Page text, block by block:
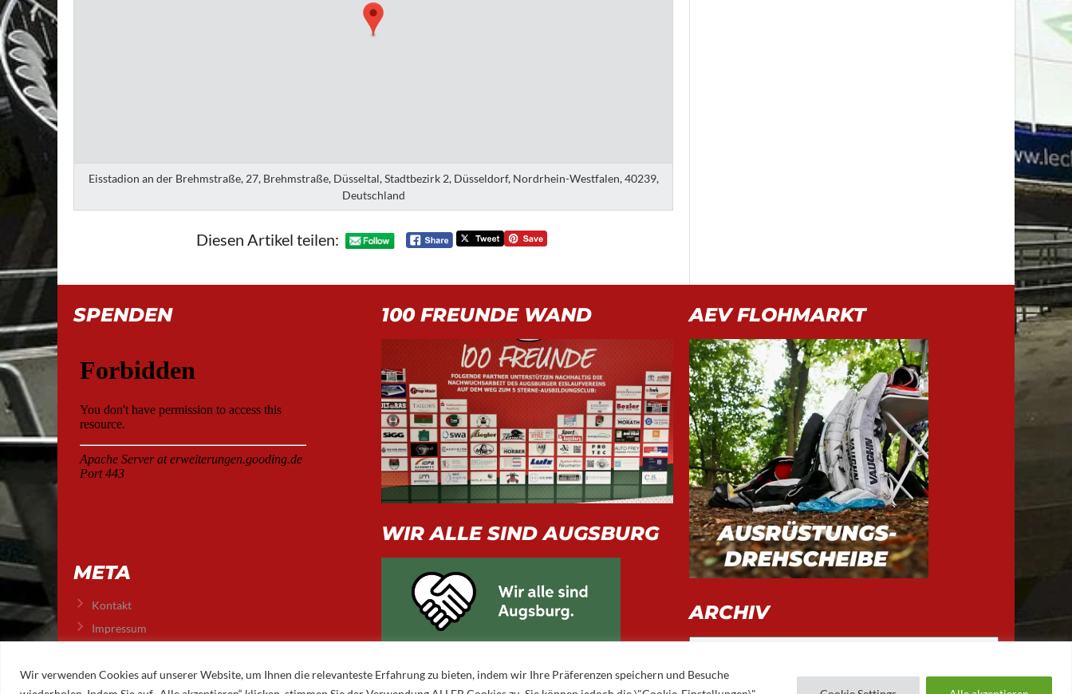
Wir verwenden Cookies auf unserer Website, um Ihnen die relevanteste Erfahrung zu bieten, indem wir Ihre Präferenzen speichern und Besuche
Eisstadion an der Brehmstraße, 27, Brehmstraße, Düsseltal, Stadtbezirk 2, Düsseldorf, Nordrhein-Westfalen, 40239,
Deutschland
Diesen Artikel teilen:
SPENDEN
META
Kontakt
Impressum
100 FREUNDE WAND
WIR ALLE SIND AUGSBURG
AEV FLOHMARKT
ARCHIV
Archiv